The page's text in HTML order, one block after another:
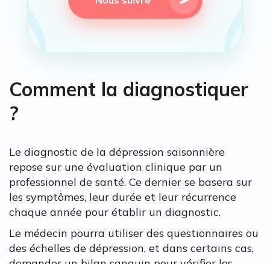
Comment la diagnostiquer
?
Le diagnostic de la dépression saisonnière
repose sur une évaluation clinique par un
professionnel de santé. Ce dernier se basera sur
les symptômes, leur durée et leur récurrence
chaque année pour établir un diagnostic.
Le médecin pourra utiliser des questionnaires ou
des échelles de dépression, et dans certains cas,